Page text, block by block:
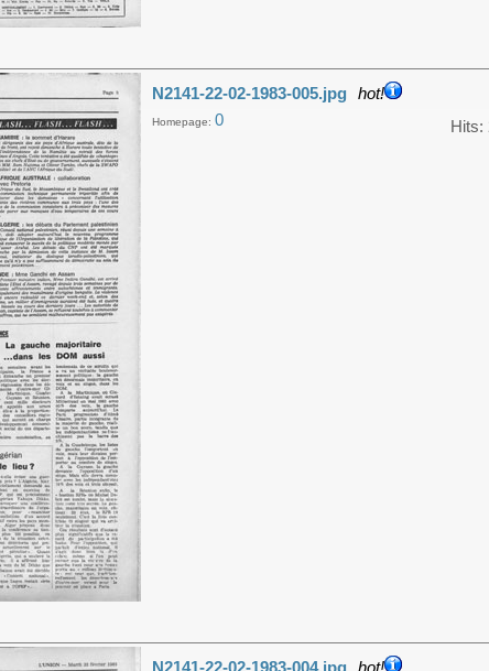
N2141-22-02-1983-005.jpg hot!
Hits:
Homepage: 0
N2141-22-02-1983-004.jpg hot!